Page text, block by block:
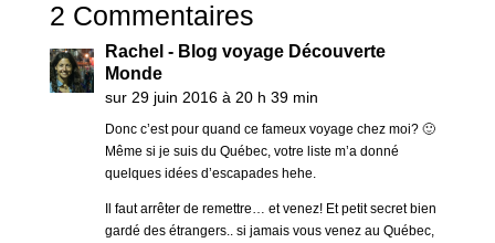
2 Commentaires
Rachel - Blog voyage Découverte
Monde
sur 29 juin 2016 à 20 h 39 min
Donc c’est pour quand ce fameux voyage chez moi? 🙂
Même si je suis du Québec, votre liste m’a donné
quelques idées d’escapades hehe.
Il faut arrêter de remettre… et venez! Et petit secret bien
gardé des étrangers.. si jamais vous venez au Québec,